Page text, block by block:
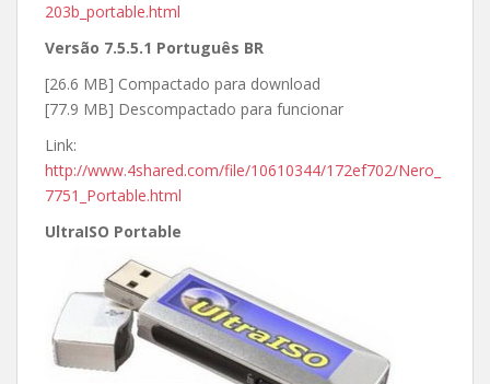
203b_portable.html
Versão 7.5.5.1 Português BR
[26.6 MB] Compactado para download
[77.9 MB] Descompactado para funcionar
Link:
http://www.4shared.com/file/10610344/172ef702/Nero_
7751_Portable.html
UltraISO Portable